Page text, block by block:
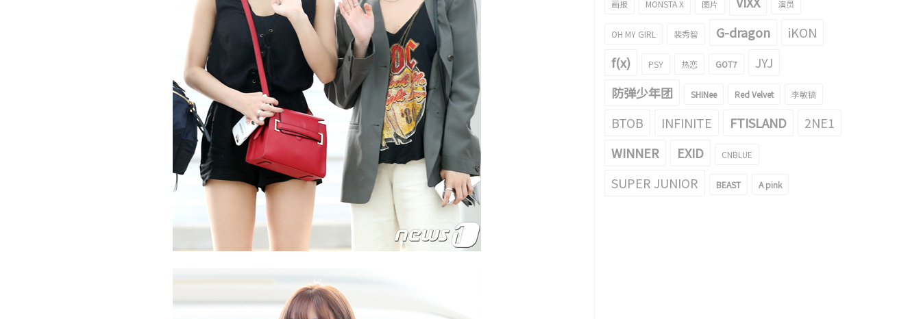
画报 MONSTA X 图片 演员
OH MY GIRL 裴秀智 G-dragon
iKON
f(x)
PSY 热恋 GOT7
JYJ
防弹少年团
SHINee Red Velvet 李敏镐
BTOB INFINITE FTISLAND
2NE1
WINNER
EXID CNBLUE
SUPER JUNIOR BEAST A pink